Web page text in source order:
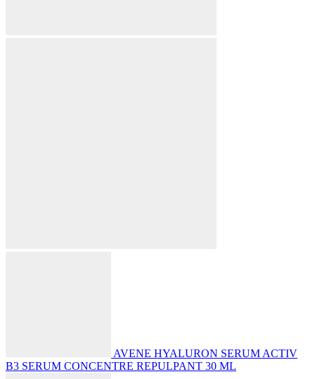
AVENE HYALURON SERUM ACTIV
B3 SERUM CONCENTRE REPULPANT 30 ML